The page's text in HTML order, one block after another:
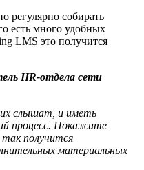
регулярно собирать
есть много удобных
LMS это получится
HR-отдела сети
слышат, и иметь
процесс. Покажите
получится
материальных